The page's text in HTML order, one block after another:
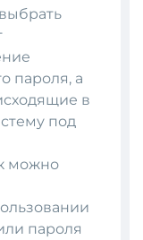
пароля, а
в
под
можно
пароля